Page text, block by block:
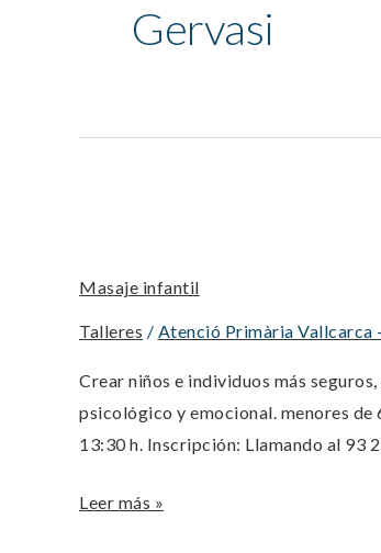
Gervasi
Masaje infantil
Talleres / Atenció Primària Vallcarca
Crear niños e individuos más
psicológico y emocional. menores de
13:30 h. Inscripción: Llamando al 93
Leer más »